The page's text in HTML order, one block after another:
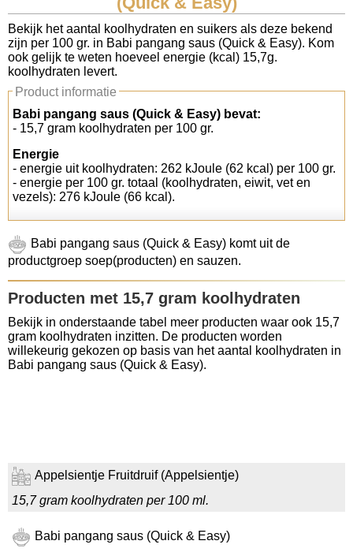
Koolhydraten tellen
Links
Bekijk het aantal koolhydraten en suikers als deze bekend
zijn per 100 gr. in Babi pangang saus (Quick & Easy). Kom
ook gelijk te weten hoeveel energie (kcal) 15,7g.
koolhydraten levert.
Product informatie
Babi pangang saus (Quick & Easy) bevat:
- 15,7 gram koolhydraten per 100 gr.
Energie
- energie uit koolhydraten: 262 kJoule (62 kcal) per 100 gr.
- energie per 100 gr. totaal (koolhydraten, eiwit, vet en
vezels): 276 kJoule (66 kcal).
Babi pangang saus (Quick & Easy) komt uit de
productgroep soep(producten) en sauzen.
Producten met 15,7 gram koolhydraten
Bekijk in onderstaande tabel meer producten waar ook 15,7
gram koolhydraten inzitten. De producten worden
willekeurig gekozen op basis van het aantal koolhydraten in
Babi pangang saus (Quick & Easy).
Appelsientje Fruitdruif (Appelsientje)
15,7 gram koolhydraten per 100 ml.
Babi pangang saus (Quick & Easy)